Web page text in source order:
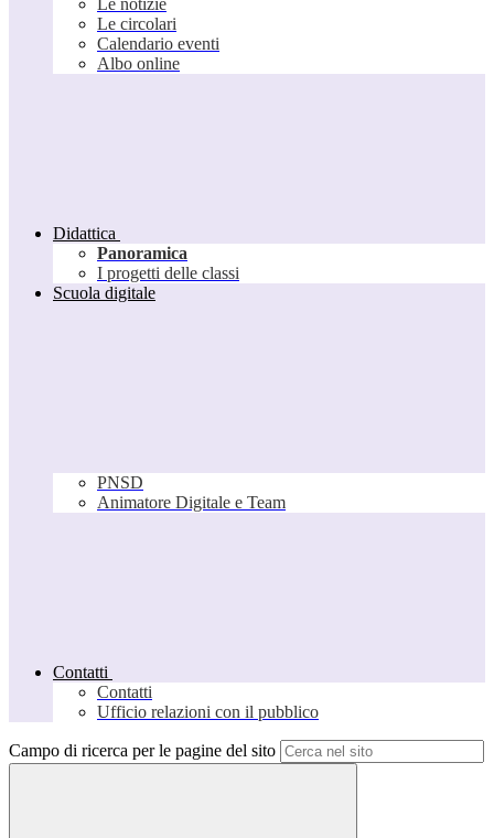
Le notizie
Le circolari
Calendario eventi
Albo online
Didattica
Panoramica
I progetti delle classi
Scuola digitale
PNSD
Animatore Digitale e Team
Contatti
Contatti
Ufficio relazioni con il pubblico
Campo di ricerca per le pagine del sito